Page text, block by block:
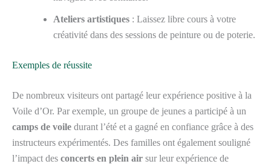
Ateliers artistiques : Laissez libre cours à votre
créativité dans des sessions de peinture ou de poterie.
Exemples de réussite
De nombreux visiteurs ont partagé leur expérience positive à la
Voile d’Or. Par exemple, un groupe de jeunes a participé à un
camps de voile durant l’été et a gagné en confiance grâce à des
instructeurs expérimentés. Des familles ont également souligné
l’impact des concerts en plein air sur leur expérience de